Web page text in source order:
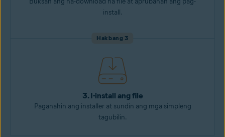
install.
Hakbang 3
3. I-install ang file
Paganahin ang installer at sundin ang mga simpleng
tagubilin.